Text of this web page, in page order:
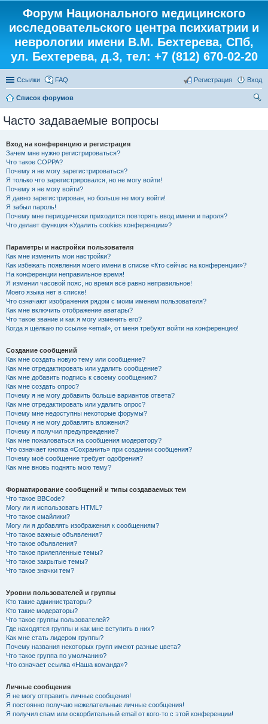
Форум Национального медицинского
исследовательского центра психиатрии и
неврологии имени В.М. Бехтерева, СПб,
ул. Бехтерева, д.3, тел: +7 (812) 670-02-20
Ссылки FAQ Вход
Регистрация
Список форумов
Часто задаваемые вопросы
Вход на конференцию и регистрация
Зачем мне нужно регистрироваться?
Что такое COPPA?
Почему я не могу зарегистрироваться?
Я только что зарегистрировался, но не могу войти!
Почему я не могу войти?
Я давно зарегистрирован, но больше не могу войти!
Я забыл пароль!
Почему мне периодически приходится повторять ввод имени и пароля?
Что делает функция «Удалить cookies конференции»?
Параметры и настройки пользователя
Как мне изменить мои настройки?
Как избежать появления моего имени в списке «Кто сейчас на конференции»?
На конференции неправильное время!
Я изменил часовой пояс, но время всё равно неправильное!
Моего языка нет в списке!
Что означают изображения рядом с моим именем пользователя?
Как мне включить отображение аватары?
Что такое звание и как я могу изменить его?
Когда я щёлкаю по ссылке «email», от меня требуют войти на конференцию!
Создание сообщений
Как мне создать новую тему или сообщение?
Как мне отредактировать или удалить сообщение?
Как мне добавить подпись к своему сообщению?
Как мне создать опрос?
Почему я не могу добавить больше вариантов ответа?
Как мне отредактировать или удалить опрос?
Почему мне недоступны некоторые форумы?
Почему я не могу добавлять вложения?
Почему я получил предупреждение?
Как мне пожаловаться на сообщения модератору?
Что означает кнопка «Сохранить» при создании сообщения?
Почему моё сообщение требует одобрения?
Как мне вновь поднять мою тему?
Форматирование сообщений и типы создаваемых тем
Что такое BBCode?
Могу ли я использовать HTML?
Что такое смайлики?
Могу ли я добавлять изображения к сообщениям?
Что такое важные объявления?
Что такое объявления?
Что такое прилепленные темы?
Что такое закрытые темы?
Что такое значки тем?
Уровни пользователей и группы
Кто такие администраторы?
Кто такие модераторы?
Что такое группы пользователей?
Где находятся группы и как мне вступить в них?
Как мне стать лидером группы?
Почему названия некоторых групп имеют разные цвета?
Что такое группа по умолчанию?
Что означает ссылка «Наша команда»?
Личные сообщения
Я не могу отправить личные сообщения!
Я постоянно получаю нежелательные личные сообщения!
Я получил спам или оскорбительный email от кого-то с этой конференции!